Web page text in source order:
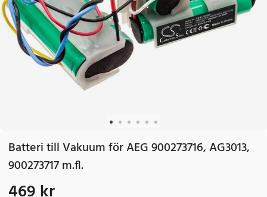
Batteri till Vakuum för AEG 900273716, AG3013,
900273717 m.fl.
Pris:469 kr